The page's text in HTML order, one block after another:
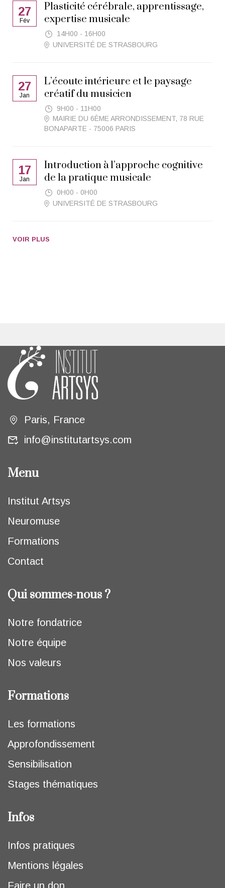
27
Fév
Plasticité cérébrale, apprentissage,
expertise musicale
14H00 - 16H00
UNIVERSITÉ DE STRASBOURG
27
Jan
L’écoute intérieure et le paysage
créatif du musicien
9H00 - 11H00
MAIRIE DU 6ÈME ARRONDISSEMENT, 78 RUE
BONAPARTE - 75006 PARIS
17
Jan
Introduction à l’approche cognitive
de la pratique musicale
0H00 - 0H00
UNIVERSITÉ DE STRASBOURG
VOIR PLUS
Paris, France
info@institutartsys.com
Menu
Institut Artsys
Neuromuse
Formations
Contact
Qui sommes-nous ?
Notre fondatrice
Notre équipe
Nos valeurs
Formations
Les formations
Approfondissement
Sensibilisation
Stages thématiques
Infos
Infos pratiques
Mentions légales
Faire un don